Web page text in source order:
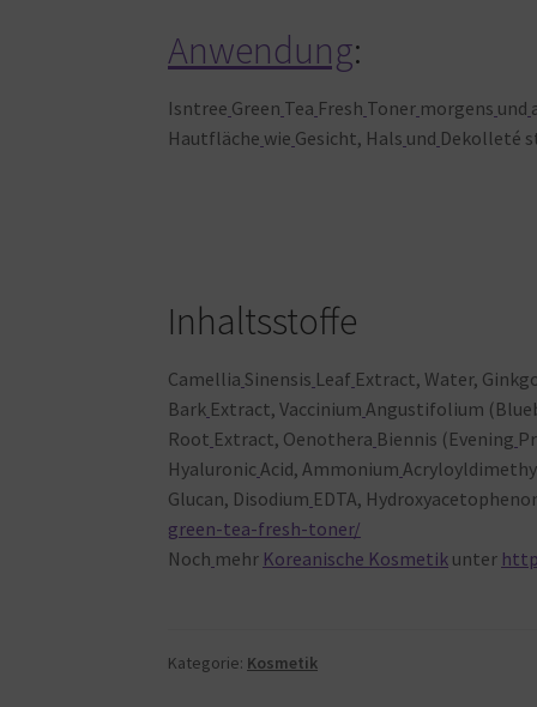
Anwendung:
Isntree Green Tea Fresh Toner morgens und
Hautfläche wie Gesicht, Hals und Dekolleté
Inhaltsstoffe
Camellia Sinensis Leaf Extract, Water,
Bark Extract, Vaccinium Angustifolium
Root Extract, Oenothera Biennis (Evening
Hyaluronic Acid, Ammonium
Glucan, Disodium EDTA,
green-tea-fresh-toner/
Noch mehr Koreanische Kosmetik unter
Kategorie: Kosmetik